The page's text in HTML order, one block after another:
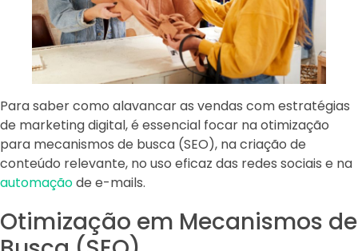
Para saber como alavancar as vendas com estratégias
de marketing digital, é essencial focar na otimização
para mecanismos de busca (SEO), na criação de
conteúdo relevante, no uso eficaz das redes sociais e na
automaçãode e-mails.
Otimização em Mecanismos de